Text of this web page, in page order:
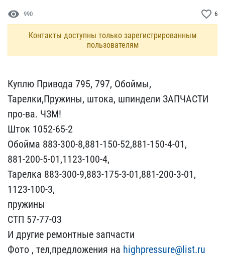
visibility 990 favorite_border 6
Контакты доступны только зарегистрированным
пользователям
Куплю Привода 795, 797, ​Обоймы,
Тарелки,Пружины,​ штока, шпиндели ЗАПЧАСТ​И
про-ва. ЧЗМ!
Шток 1052​-65-2
Обойма 883-300-8,​881-150-52,881-150-4-01,​
881-200-5-01,1123-100-4​,
Тарелка 883-300-9,883-​175-3-01,881-200-3-01,
1​123-100-3,
пружины
СТП ​57-77-03
И другие ремонт​ные запчасти
Фото , тел,​предложения на highpress​ure@list.ru